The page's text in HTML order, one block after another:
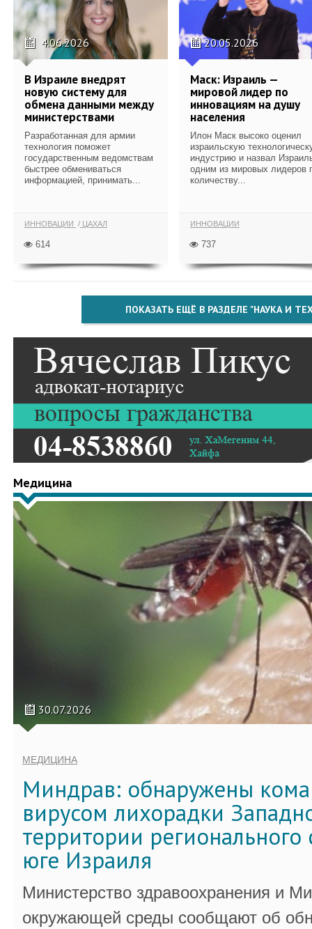
4.06.2026
В Израиле внедрят
новую систему для
обмена данными между
министерствами
Разработанная для армии
технология поможет
государственным ведомствам
быстрее обмениваться
информацией, принимать...
ИННОВАЦИИ ЦАХАЛ
614
20.05.2026
Маск: Израиль —
мировой лидер по
инновациям на душу
населения
Илон Маск высоко оценил
израильскую
индустрию и назвал
одним из мировых лидеров
количеству...
ИННОВАЦИИ
737
ПОКАЗАТЬ ЕЩЁ В РАЗДЕЛЕ "НАУКА И
Медицина
30.07.2026
МЕДИЦИНА
Миндрав: обнаружены
вирусом лихорадки
территории регионального
юге Израиля
Министерство здравоохранения и
окружающей среды сообщают об